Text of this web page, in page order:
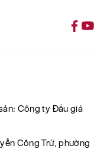
Công ty Đấu giá
Công Trứ, phường